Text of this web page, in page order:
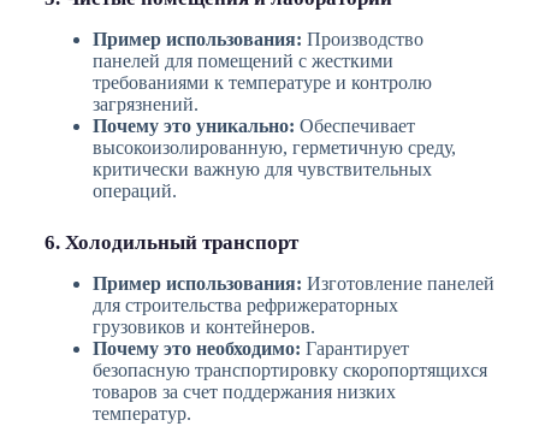
Пример использования: Производство
панелей для помещений с жесткими
требованиями к температуре и контролю
загрязнений.
Почему это уникально: Обеспечивает
высокоизолированную, герметичную среду,
критически важную для чувствительных
операций.
6. Холодильный транспорт
Пример использования: Изготовление панелей
для строительства рефрижераторных
грузовиков и контейнеров.
Почему это необходимо: Гарантирует
безопасную транспортировку скоропортящихся
товаров за счет поддержания низких
температур.